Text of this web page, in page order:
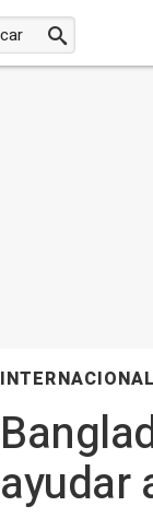
INTERNACIONAL
ayudar